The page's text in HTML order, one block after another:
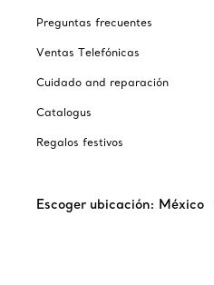
Preguntas frecuentes
Ventas Telefónicas
Cuidado and reparación
Catalogus
Regalos festivos
Escoger ubicación: México